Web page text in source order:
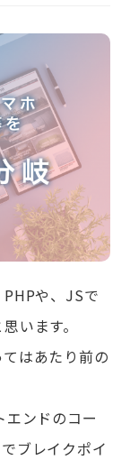
や、JSで
います。
はあたり前の
エンドのコー
ブレイクポイ